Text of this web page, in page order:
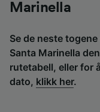
Marinella
Se de neste
Santa Marinella
rutetabell, eller for
dato, klikk her.